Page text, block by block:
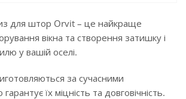
для штор Orvit – це найкраще
вікна та створення затишку і
у вашій оселі.
за сучасними
їх міцність та довговічність.